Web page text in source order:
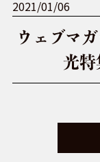
2021/01/06
ウェブマ
光特